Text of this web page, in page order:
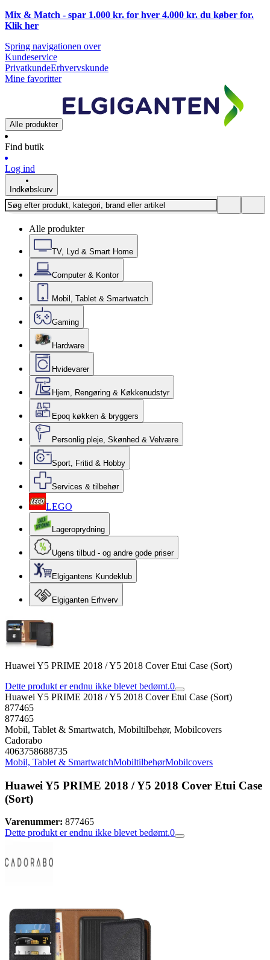
Mix & Match - spar 1.000 kr. for hver 4.000 kr. du køber for.
Klik her
Spring navigationen over
Kundeservice
PrivatkundeErhvervskunde
Mine favoritter
Alle produkter
Find butik
Log ind
Indkøbskurv
Alle produkter
TV, Lyd & Smart Home
Computer & Kontor
Mobil, Tablet & Smartwatch
Gaming
Hardware
Hvidevarer
Hjem, Rengøring & Køkkenudstyr
Epoq køkken & bryggers
Personlig pleje, Skønhed & Velvære
Sport, Fritid & Hobby
Services & tilbehør
LEGO
Lageroprydning
Ugens tilbud - og andre gode priser
Elgigantens Kundeklub
Elgiganten Erhverv
Huawei Y5 PRIME 2018 / Y5 2018 Cover Etui Case (Sort)
Dette produkt er endnu ikke blevet bedømt.0
Huawei Y5 PRIME 2018 / Y5 2018 Cover Etui Case (Sort)
877465
877465
Mobil, Tablet & Smartwatch, Mobiltilbehør, Mobilcovers
Cadorabo
4063758688735
Mobil, Tablet & SmartwatchMobiltilbehørMobilcovers
Huawei Y5 PRIME 2018 / Y5 2018 Cover Etui Case
(Sort)
Varenummer: 877465
Dette produkt er endnu ikke blevet bedømt.0